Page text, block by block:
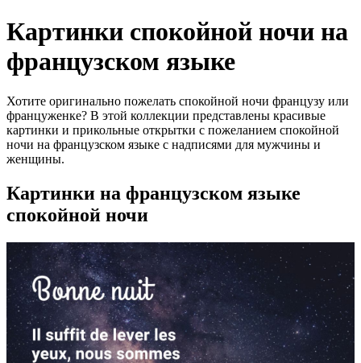
Картинки спокойной ночи на
французском языке
Хотите оригинально пожелать спокойной ночи французу или
француженке? В этой коллекции представлены красивые
картинки и прикольные открытки с пожеланием спокойной
ночи на французском языке с надписями для мужчины и
женщины.
Картинки на французском языке
спокойной ночи